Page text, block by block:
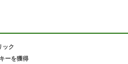
ック
ーを獲得